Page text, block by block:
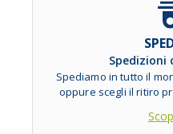
Spedizioni
Spediamo in tutto il
oppure scegli il ritiro